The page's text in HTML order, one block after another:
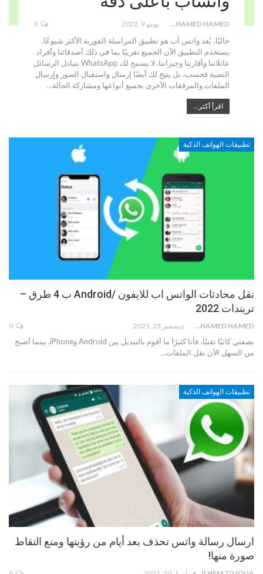
MOHAMED HAMED يونيو 9, 2022 0
حاليًا، يُعد واتس آب هو تطبيق المراسلة الفورية الأكثر شيوعًا.
يستخدم التطبيق الآن الجميع تقريبًا بما في ذلك أصدقائنا وأفراد
عائلاتنا وأقاربنا وجيراننا. لا يسمح لك WhatsApp بتبادل الرسائل
النصية فحسب، بل يتيح لك أيضًا إرسال واستقبال الصور وإرسال
الملفات والمرفقات الأخرى بجميع أنواعها ومشاركة الحالة…
اقرأ أكثر...
تطبيقات الهواتف الذكية
نقل محادثات الواتس اب للايفون /Android ب 4 طرق –
تريندات 2022
MOHAMED HAMED ديسمبر 23, 2021
بصفتي كاتبًا تقنيًا، فأنا كثيرًا ما أقوم بالتبديل بين Android وiPhone. بينما أصبح
من السهل الآن نقل الملفات…
تطبيقات الهواتف الذكية
ارسال رسالة واتس تحذف بعد أيام من رؤيتها ومنع التقاط
صورة منها!